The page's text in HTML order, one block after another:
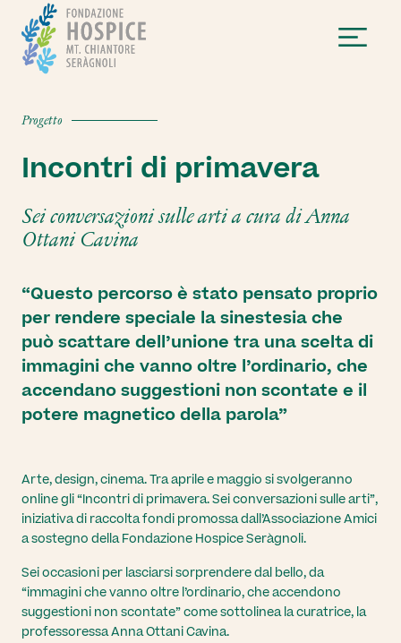
Donazione
diretta
memoria
Regala
una
donazione
Grandi
Imprese
Lieti eventi
Natale
solidale
beni o servizi
Borse di studio
Proponi un
evento
Le
iniziative
per i
sostenitori
I nostri
sostenitori
Assistenza
Residenziale
La cura nei nostri
Hospice a
Bentivoglio, Bellaria
e Casalecchio.
Scopri di più
Assistenza
Ambulatoriale
Colloqui di
accoglienza, prime
visite, visite di
controllo, visite al
domicilio, colloqui
telefonici.
Scopri di più
Assistenza
Pediatrica
Percorsi
specifici
bambini e
Scopri
Progetto
Incontri di primavera
Sei conversazioni sulle arti a cura di Anna
Ottani Cavina
“Questo percorso è stato pensato proprio
per rendere speciale la sinestesia che
può scattare dell’unione tra una scelta di
immagini che vanno oltre l’ordinario, che
accendano suggestioni non scontate e il
potere magnetico della parola”
Arte, design, cinema. Tra aprile e maggio si svolgeranno
online gli “Incontri di primavera. Sei conversazioni sulle arti”,
iniziativa di raccolta fondi promossa dall’Associazione Amici
a sostegno della Fondazione Hospice Seràgnoli.
Sei occasioni per lasciarsi sorprendere dal bello, da
“immagini che vanno oltre l’ordinario, che accendono
suggestioni non scontate” come sottolinea la curatrice, la
professoressa Anna Ottani Cavina.